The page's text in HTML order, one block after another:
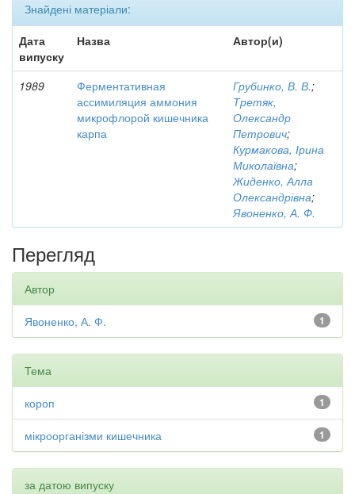
Знайдені матеріали:
Дата
випуску
Назва Автор(и)
1989
Ферментативная
ассимиляция аммония
микрофлорой кишечника
карпа
Грубинко, В. В.;
Третяк,
Олександр
Петрович;
Курмакова, Ірина
Миколаївна;
Жиденко, Алла
Олександрівна;
Явоненко, А. Ф.
Перегляд
Автор
1
Явоненко, А. Ф.
Тема
1
короп
1
мікроорганізми кишечника
за датою випуску